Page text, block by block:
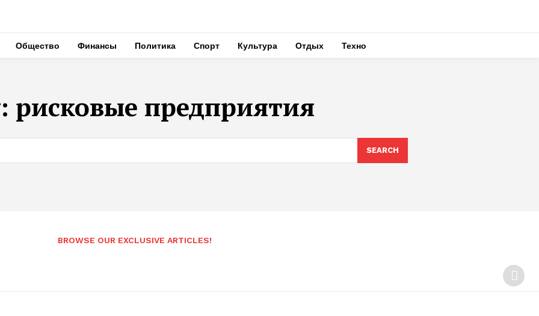
Общество Финансы Политика Спорт Культура Отдых Техно
рисковые предприятия
SEARCH
BROWSE OUR EXCLUSIVE ARTICLES!